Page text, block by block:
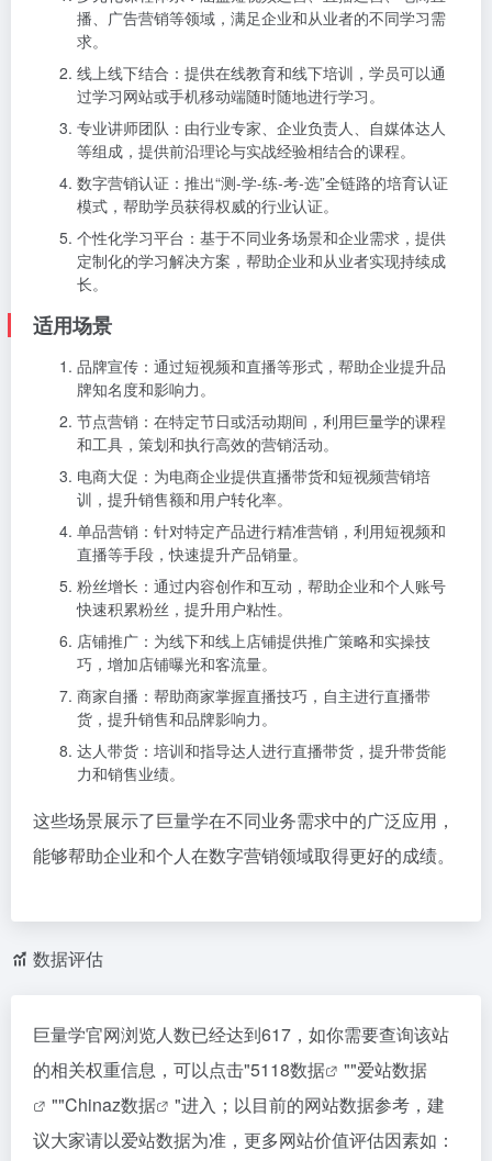
播、广告营销等领域，满足企业和从业者的不同学习需
求。
线上线下结合：提供在线教育和线下培训，学员可以通
过学习网站或手机移动端随时随地进行学习。
专业讲师团队：由行业专家、企业负责人、自媒体达人
等组成，提供前沿理论与实战经验相结合的课程。
数字营销认证：推出“测-学-练-考-选”全链路的培育认证
模式，帮助学员获得权威的行业认证。
个性化学习平台：基于不同业务场景和企业需求，提供
定制化的学习解决方案，帮助企业和从业者实现持续成
长。
适用场景
品牌宣传：通过短视频和直播等形式，帮助企业提升品
牌知名度和影响力。
节点营销：在特定节日或活动期间，利用巨量学的课程
和工具，策划和执行高效的营销活动。
电商大促：为电商企业提供直播带货和短视频营销培
训，提升销售额和用户转化率。
单品营销：针对特定产品进行精准营销，利用短视频和
直播等手段，快速提升产品销量。
粉丝增长：通过内容创作和互动，帮助企业和个人账号
快速积累粉丝，提升用户粘性。
店铺推广：为线下和线上店铺提供推广策略和实操技
巧，增加店铺曝光和客流量。
商家自播：帮助商家掌握直播技巧，自主进行直播带
货，提升销售和品牌影响力。
达人带货：培训和指导达人进行直播带货，提升带货能
力和销售业绩。
这些场景展示了巨量学在不同业务需求中的广泛应用，
能够帮助企业和个人在数字营销领域取得更好的成绩。
数据评估
巨量学官网浏览人数已经达到617，如你需要查询该站
的相关权重信息，可以点击"5118数据 ""爱站数据
""Chinaz数据
"进入；以目前的网站数据参考，建
议大家请以爱站数据为准，更多网站价值评估因素如：